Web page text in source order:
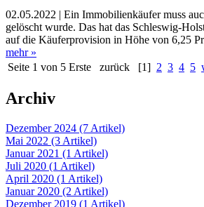
02.05.2022 | Ein Immobilienkäufer muss
gelöscht wurde. Das hat das Schleswig-
auf die Käuferprovision in Höhe von 6,25
mehr »
Seite 1 von 5 Erste zurück [1] 2 3 4 5
Archiv
Dezember 2024 (7 Artikel)
Mai 2022 (3 Artikel)
Januar 2021 (1 Artikel)
Juli 2020 (1 Artikel)
April 2020 (1 Artikel)
Januar 2020 (2 Artikel)
Dezember 2019 (1 Artikel)